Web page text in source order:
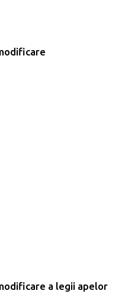
a legii apelor